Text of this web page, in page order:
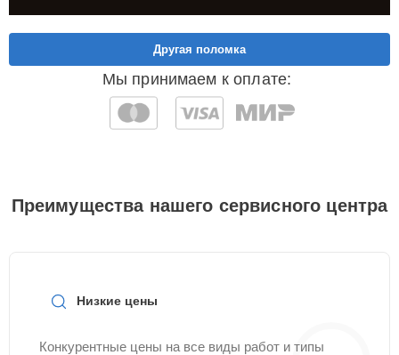
Мы принимаем к оплате:
Другая поломка
Преимущества нашего сервисного центра
Низкие цены
Конкурентные цены на все виды работ и типы